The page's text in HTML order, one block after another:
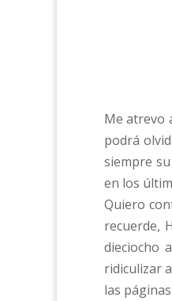
Me atrevo
podrá
siempre
en los
Quiero
recuerde,
dieciocho
ridiculizar
las